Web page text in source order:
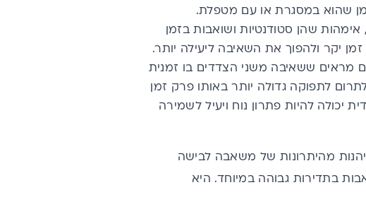
שהוא במסגרת או עם מטפלת.
שהן סטודנטיות ושואבות בזמן
יקר ולהפוך את השאיבה ליעילה יותר.
מראים ששאיבה משני הצדדים בו זמנית
לתפוקה גדולה יותר באותו פרק זמן
להיות פתרון נוח ויעיל לשמירה
מהיתרונות של משאבה לבישה
בתדירות גבוהה במיוחד. היא